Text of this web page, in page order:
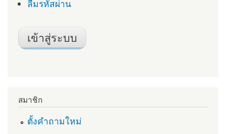
ลืมรหัสผ่าน
สมาชิก
ตั้งคำถามใหม่